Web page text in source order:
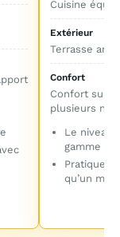
Cuisine
Extérieur
Terrasse
Confort
Confort
plusieurs
Le niveau
gamme
Pratique
qu’un